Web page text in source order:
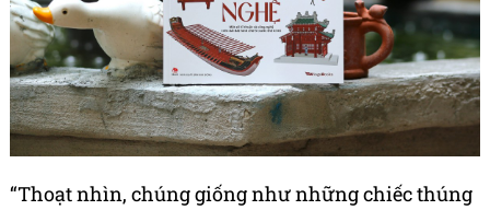
“Thoạt nhìn, chúng giống như những chiếc thúng